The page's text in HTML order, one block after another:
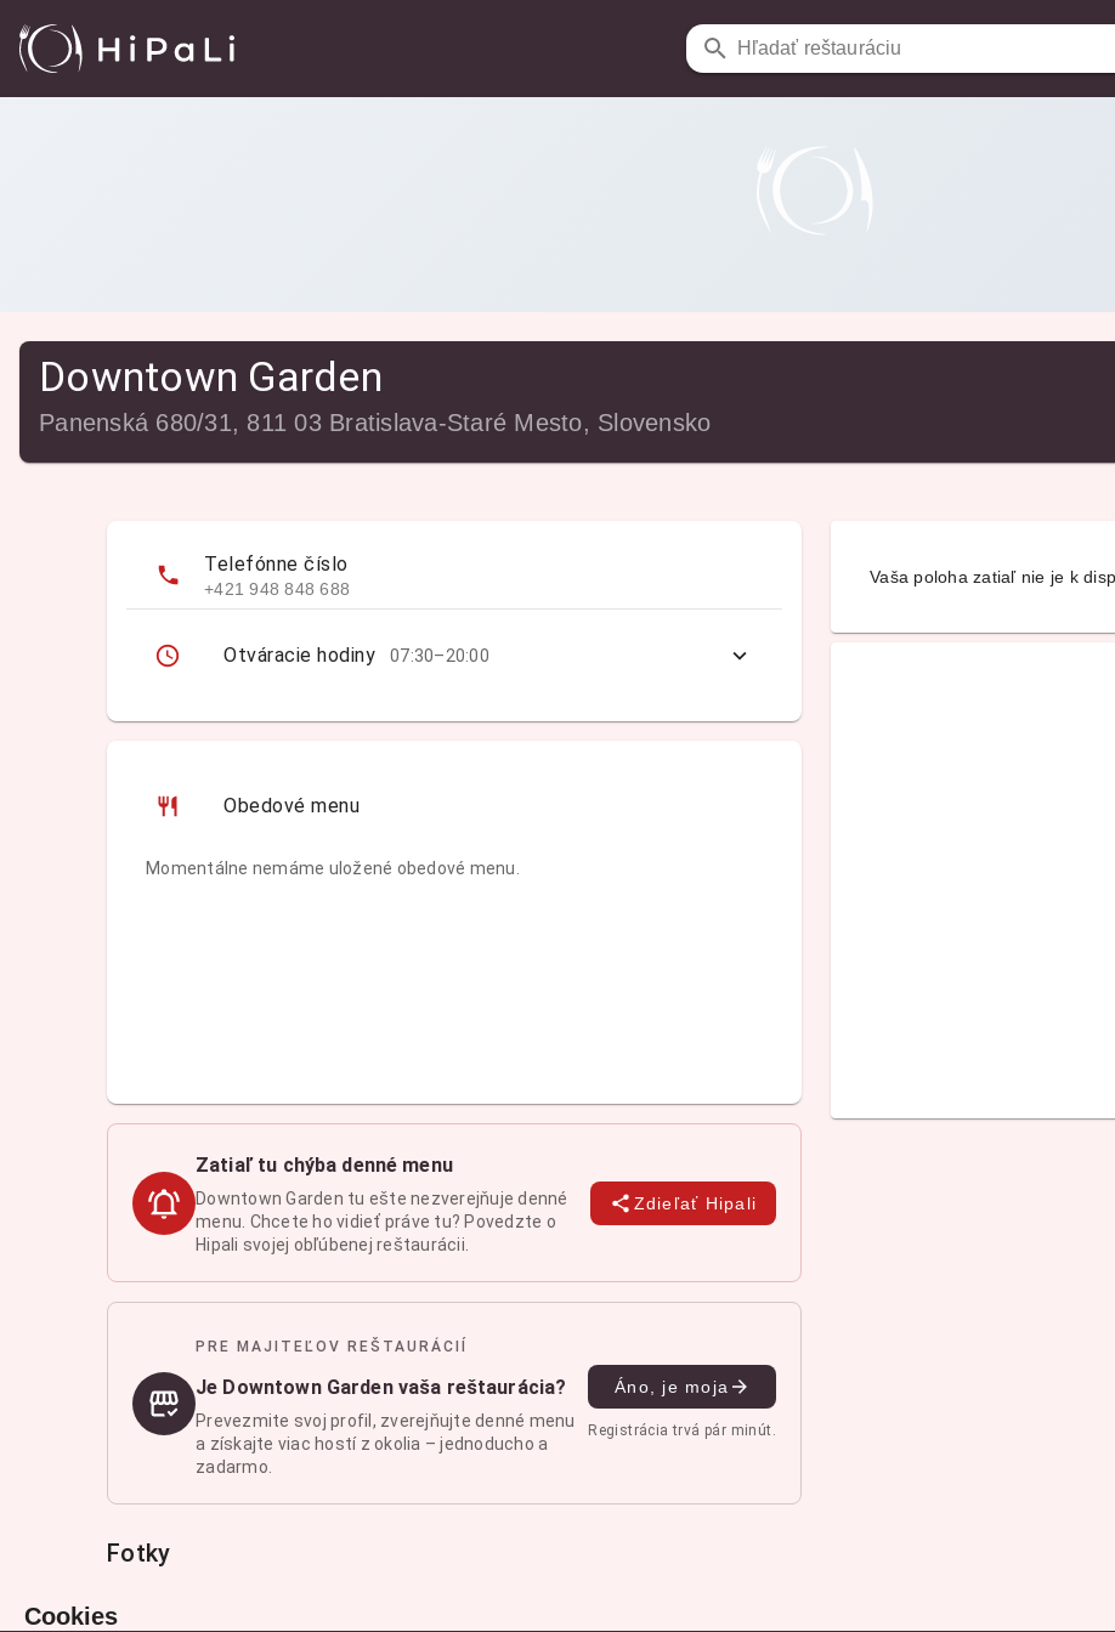
Hľadať reštauráciu
Reštaurácie Downtown Garden
Downtown Garden
Panenská 680/31, 811 03 Bratislava-Staré Mesto, Slovensko
Telefónne číslo
+421 948 848 688
Otváracie hodiny 07:30–20:00
Obedové menu
Momentálne nemáme uložené obedové menu.
Zatiaľ tu chýba denné menu
Downtown Garden tu ešte nezverejňuje denné
menu. Chcete ho vidieť práve tu? Povedzte o
Hipali svojej obľúbenej reštaurácii.
Zdieľať Hipali
PRE MAJITEĽOV REŠTAURÁCIÍ
Je Downtown Garden vaša reštaurácia?
Prevezmite svoj profil, zverejňujte denné menu
a získajte viac hostí z okolia – jednoducho a
zadarmo.
Áno, je moja
Registrácia trvá pár minút.
Vaša poloha zatiaľ nie je k
Fotky
Cookies